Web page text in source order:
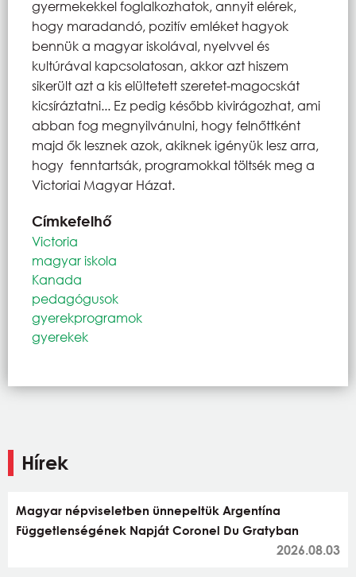
gyermekekkel foglalkozhatok, annyit elérek,
hogy maradandó, pozitív emléket hagyok
bennük a magyar iskolával, nyelvvel és
kultúrával kapcsolatosan, akkor azt hiszem
sikerült azt a kis elültetett szeretet-magocskát
kicsíráztatni... Ez pedig később kivirágozhat, ami
abban fog megnyilvánulni, hogy felnőttként
majd ők lesznek azok, akiknek igényük lesz arra,
hogy fenntartsák, programokkal töltsék meg a
Victoriai Magyar Házat.
Címkefelhő
Victoria
magyar iskola
Kanada
pedagógusok
gyerekprogramok
gyerekek
Hírek
Magyar népviseletben ünnepeltük Argentína
Függetlenségének Napját Coronel Du Gratyban
2026.08.03